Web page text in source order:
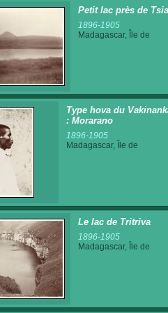
Petit lac près de
1896-1905
Madagascar, Île de
Type hova du
: Morarano
1896-1905
Madagascar, Île de
Le lac de Tritriva
1896-1905
Madagascar, Île de